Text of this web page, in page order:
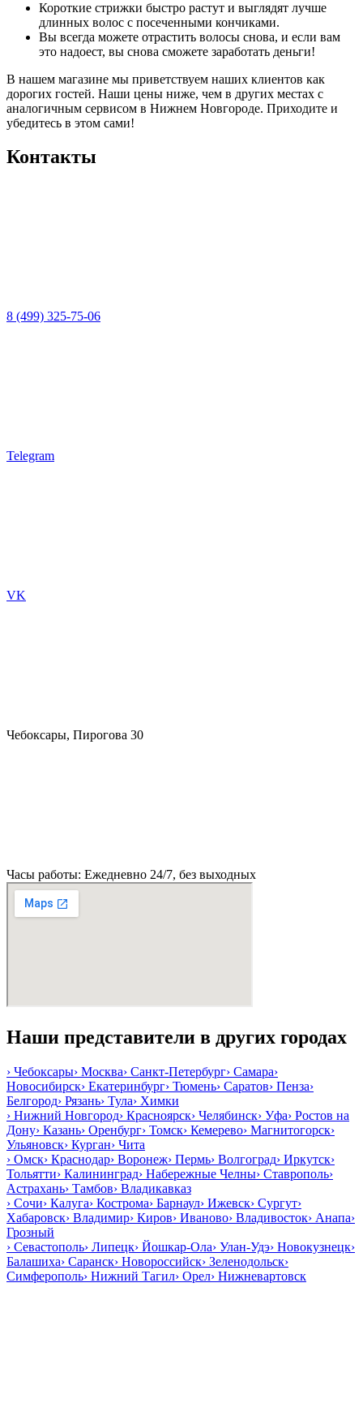
Короткие стрижки быстро растут и выглядят лучше
длинных волос с посеченными кончиками.
Вы всегда можете отрастить волосы снова, и если вам
это надоест, вы снова сможете заработать деньги!
В нашем магазине мы приветствуем наших клиентов как
дорогих гостей. Наши цены ниже, чем в других местах с
аналогичным сервисом в Нижнем Новгороде. Приходите и
убедитесь в этом сами!
Контакты
8 (499) 325-75-06
Telegram
VK
Чебоксары, Пирогова 30
Часы работы: Ежедневно 24/7, без выходных
Наши представители в других городах
› Чебоксары› Москва› Санкт-Петербург› Самара›
Новосибирск› Екатеринбург› Тюмень› Саратов› Пенза›
Белгород› Рязань› Тула› Химки
› Нижний Новгород› Красноярск› Челябинск› Уфа› Ростов на
Дону› Казань› Оренбург› Томск› Кемерево› Магнитогорск›
Ульяновск› Курган› Чита
› Омск› Краснодар› Воронеж› Пермь› Волгоград› Иркутск›
Тольятти› Калининград› Набережные Челны› Ставрополь›
Астрахань› Тамбов› Владикавказ
› Сочи› Калуга› Кострома› Барнаул› Ижевск› Сургут›
Хабаровск› Владимир› Киров› Иваново› Владивосток› Анапа›
Грозный
› Севастополь› Липецк› Йошкар-Ола› Улан-Удэ› Новокузнецк›
Балашиха› Саранск› Новороссийск› Зеленодольск›
Симферополь› Нижний Тагил› Орел› Нижневартовск